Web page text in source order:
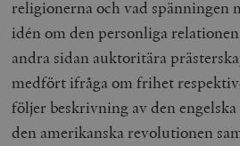
religionerna och vad spänningen
idén om den personliga
andra sidan auktoritära
medfört ifråga om frihet
följer beskrivning av den
den amerikanska revolutionen